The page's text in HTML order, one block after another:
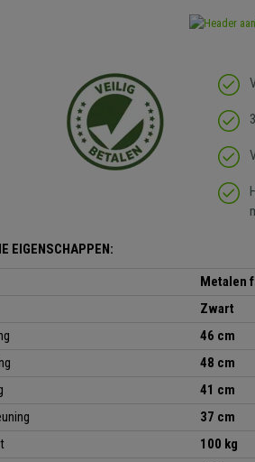
EIGENSCHAPPEN:
Metalen
Zwart
46 cm
48 cm
41 cm
37 cm
100 kg